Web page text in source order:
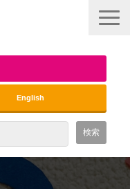
English